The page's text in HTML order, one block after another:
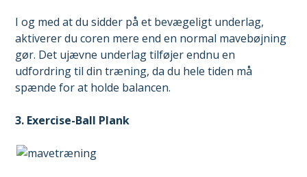
I og med at du sidder på et bevægeligt underlag,
aktiverer du coren mere end en normal mavebøjning
gør. Det ujævne underlag tilføjer endnu en
udfordring til din træning, da du hele tiden må
spænde for at holde balancen.
3. Exercise-Ball Plank